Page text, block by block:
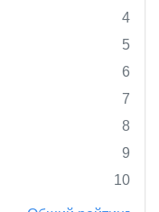
4
5
6
7
8
9
10